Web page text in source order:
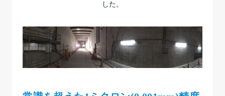
した。